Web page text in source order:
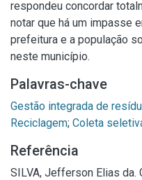
respondeu concordar
notar que há um impasse
prefeitura e a população
neste município.
Palavras-chave
Gestão integrada de
Reciclagem; Coleta
Referência
SILVA, Jefferson Elias